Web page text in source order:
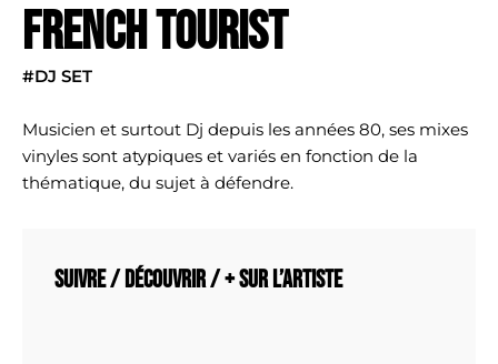
FRENCH TOURIST
#DJ SET
Musicien et surtout Dj depuis les années 80, ses mixes
vinyles sont atypiques et variés en fonction de la
thématique, du sujet à défendre.
Suivre / découvrir / + sur l’artiste